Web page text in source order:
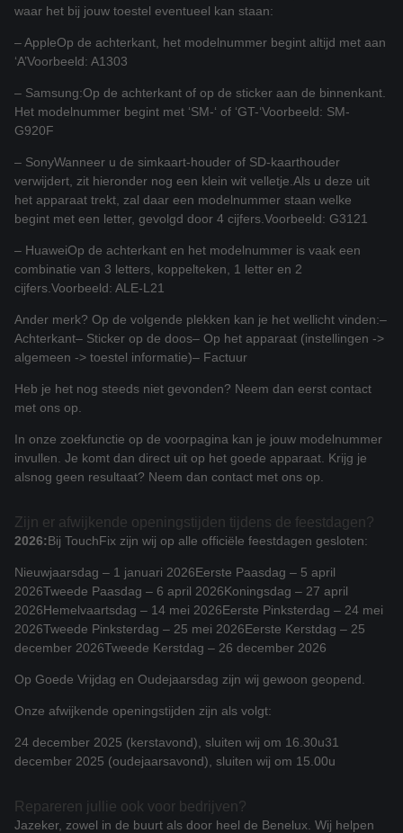
waar het bij jouw toestel eventueel kan staan:
– AppleOp de achterkant, het modelnummer begint altijd met aan
‘A’Voorbeeld: A1303
– Samsung:Op de achterkant of op de sticker aan de binnenkant.
Het modelnummer begint met ‘SM-‘ of ‘GT-‘Voorbeeld: SM-
G920F
– SonyWanneer u de simkaart-houder of SD-kaarthouder
verwijdert, zit hieronder nog een klein wit velletje. Als u deze uit
het apparaat trekt, zal daar een modelnummer staan welke
begint met een letter, gevolgd door 4 cijfers. Voorbeeld: G3121
– HuaweiOp de achterkant en het modelnummer is vaak een
combinatie van 3 letters, koppelteken, 1 letter en 2
cijfers. Voorbeeld: ALE-L21
Ander merk? Op de volgende plekken kan je het wellicht vinden:–
Achterkant– Sticker op de doos– Op het apparaat (instellingen ->
algemeen -> toestel informatie)– Factuur
Heb je het nog steeds niet gevonden? Neem dan eerst contact
met ons op.
In onze zoekfunctie op de voorpagina kan je jouw modelnummer
invullen. Je komt dan direct uit op het goede apparaat. Krijg je
alsnog geen resultaat? Neem dan contact met ons op.
Zijn er afwijkende openingstijden tijdens de feestdagen?
2026:Bij TouchFix zijn wij op alle officiële feestdagen gesloten:
Nieuwjaarsdag – 1 januari 2026Eerste Paasdag – 5 april
2026Tweede Paasdag – 6 april 2026Koningsdag – 27 april
2026Hemelvaartsdag – 14 mei 2026Eerste Pinksterdag – 24 mei
2026Tweede Pinksterdag – 25 mei 2026Eerste Kerstdag – 25
december 2026Tweede Kerstdag – 26 december 2026
Op Goede Vrijdag en Oudejaarsdag zijn wij gewoon geopend.
Onze afwijkende openingstijden zijn als volgt:
24 december 2025 (kerstavond), sluiten wij om 16.30u31
december 2025 (oudejaarsavond), sluiten wij om 15.00u
Repareren jullie ook voor bedrijven?
Jazeker, zowel in de buurt als door heel de Benelux. Wij helpen